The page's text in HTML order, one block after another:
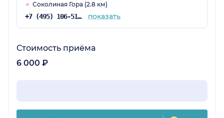
Соколиная Гора (2.8 км)
+7 (495) 106-51-98 показать
Стоимость приёма
6 000 ₽